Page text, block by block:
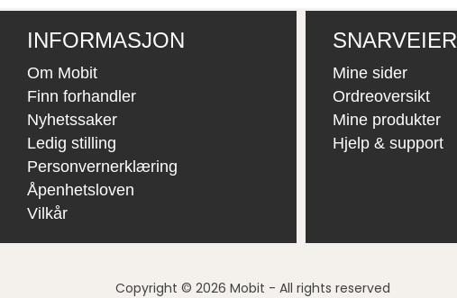
INFORMASJON
Om Mobit
Finn forhandler
Nyhetssaker
Ledig stilling
Personvernerklæring
Åpenhetsloven
Vilkår
SNARVEIER
Mine sider
Ordreoversikt
Mine produkter
Hjelp & support
Copyright © 2026 Mobit - All rights reserved